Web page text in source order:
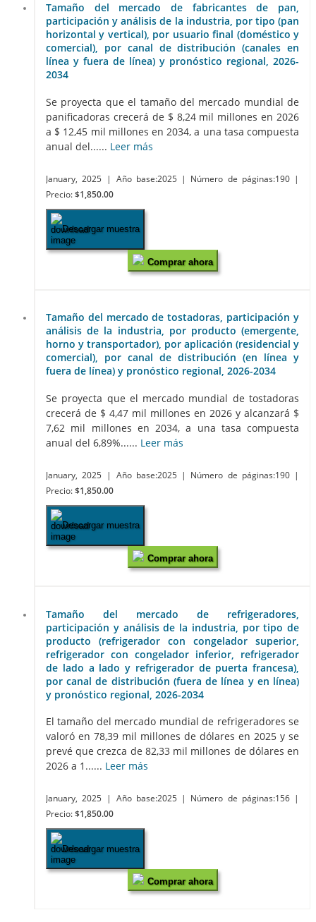
Tamaño del mercado de fabricantes de pan,
participación y análisis de la industria, por tipo (pan
horizontal y vertical), por usuario final (doméstico y
comercial), por canal de distribución (canales en
línea y fuera de línea) y pronóstico regional, 2026-
2034
Se proyecta que el tamaño del mercado mundial de
panificadoras crecerá de $ 8,24 mil millones en 2026
a $ 12,45 mil millones en 2034, a una tasa compuesta
anual del...... Leer más
January, 2025 | Año base:2025 | Número de páginas:190 |
Precio: $1,850.00
Descargar muestra
Comprar ahora
Tamaño del mercado de tostadoras, participación y
análisis de la industria, por producto (emergente,
horno y transportador), por aplicación (residencial y
comercial), por canal de distribución (en línea y
fuera de línea) y pronóstico regional, 2026-2034
Se proyecta que el mercado mundial de tostadoras
crecerá de $ 4,47 mil millones en 2026 y alcanzará $
7,62 mil millones en 2034, a una tasa compuesta
anual del 6,89%...... Leer más
January, 2025 | Año base:2025 | Número de páginas:190 |
Precio: $1,850.00
Descargar muestra
Comprar ahora
Tamaño del mercado de refrigeradores,
participación y análisis de la industria, por tipo de
producto (refrigerador con congelador superior,
refrigerador con congelador inferior, refrigerador
de lado a lado y refrigerador de puerta francesa),
por canal de distribución (fuera de línea y en línea)
y pronóstico regional, 2026-2034
El tamaño del mercado mundial de refrigeradores se
valoró en 78,39 mil millones de dólares en 2025 y se
prevé que crezca de 82,33 mil millones de dólares en
2026 a 1...... Leer más
January, 2025 | Año base:2025 | Número de páginas:156 |
Precio: $1,850.00
Descargar muestra
Comprar ahora